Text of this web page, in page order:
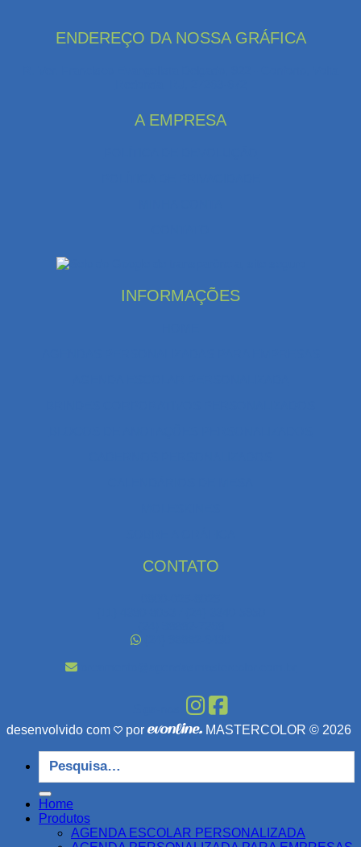
ENDEREÇO DA NOSSA GRÁFICA
A EMPRESA
INFORMAÇÕES
CONTATO
orcamento@agendasmastercolor.com.br
desenvolvido com
por
MASTERCOLOR © 2026
por:
Home
Produtos
AGENDA ESCOLAR PERSONALIZADA